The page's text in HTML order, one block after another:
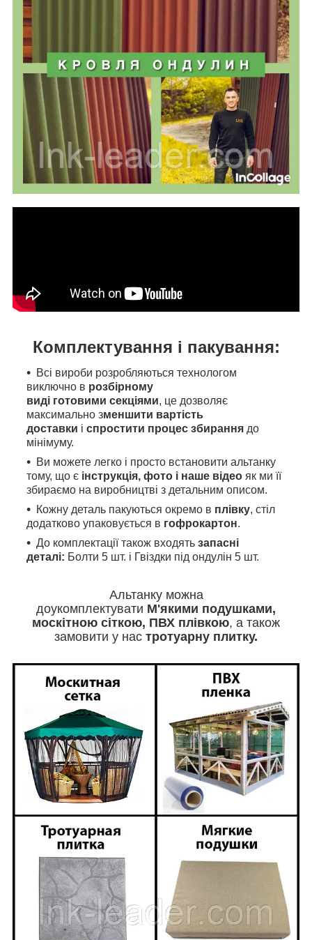
Комплектування і пакування:
Всі вироби розробляються технологом
виключно в розбірному
виді готовими секціями, це дозволяє
максимально зменшити вартість
доставки і спростити процес збирання до
мінімуму.
Ви можете легко і просто встановити альтанку
тому, що є інструкція, фото і наше відео як ми її
збираємо на виробництві з детальним описом.
Кожну деталь пакуються окремо в плівку, стіл
додатково упаковується в гофрокартон.
До комплектації також входять запасні
деталі: Болти 5 шт. і Гвіздки під ондулін 5 шт.
Альтанку можна
доукомплектувати М'якими подушками,
москітною сіткою, ПВХ плівкою, а також
замовити у нас тротуарну плитку.